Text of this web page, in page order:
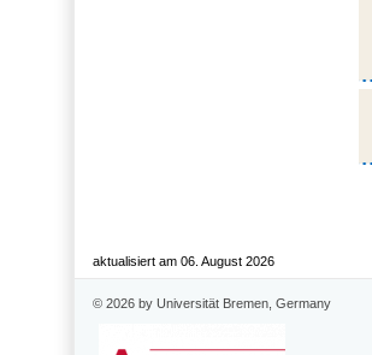
aktualisiert am 06. August 2026
© 2026 by Universität Bremen, Germany